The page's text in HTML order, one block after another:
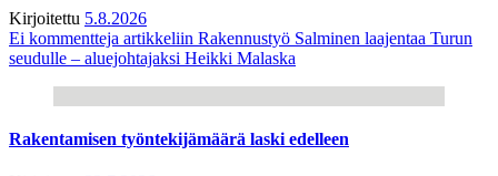
Kirjoitettu 5.8.2026
Ei kommentteja artikkeliin Rakennustyö Salminen laajentaa Turun
seudulle – aluejohtajaksi Heikki Malaska
Rakentamisen työntekijämäärä laski edelleen